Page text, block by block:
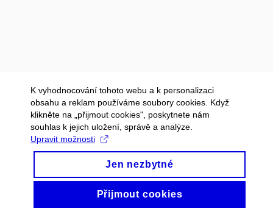
K vyhodnocování tohoto webu a k personalizaci
obsahu a reklam používáme soubory cookies. Když
klikněte na „přijmout cookies", poskytnete nám
souhlas k jejich uložení, správě a analýze.
Upravit možnosti
Jen nezbytné
Přijmout cookies